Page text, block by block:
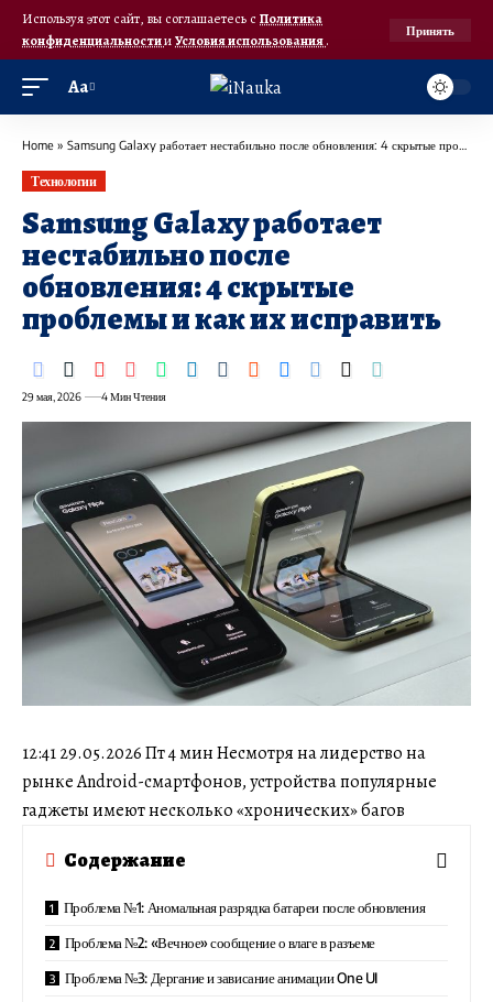
Используя этот сайт, вы соглашаетесь с Политика
конфиденциальностииУсловия использования.
Принять
Аа
Home » Samsung Galaxy работает нестабильно после обновления: 4 скрытые проблемы и как их исправить
Технологии
Samsung Galaxy работает
нестабильно после
обновления: 4 скрытые
проблемы и как их исправить
29 мая, 2026 4 Мин Чтения
12:41 29.05.2026 Пт 4 мин Несмотря на лидерство на
рынке Android-смартфонов, устройства популярные
гаджеты имеют несколько «хронических» багов
Содержание
Проблема №1: Аномальная разрядка батареи после обновления
Проблема №2: «Вечное» сообщение о влаге в разъеме
Проблема №3: Дергание и зависание анимации One UI